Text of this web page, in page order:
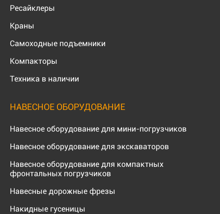
Ресайклеры
Краны
Самоходные подъемники
Компакторы
Техника в наличии
НАВЕСНОЕ ОБОРУДОВАНИЕ
Навесное оборудование для мини-погрузчиков
Навесное оборудование для экскаваторов
Навесное оборудование для компактных
фронтальных погрузчиков
Навесные дорожные фрезы
Накидные гусеницы